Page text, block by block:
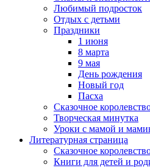
Любимый подросток
Отдых с детьми
Праздники
1 июня
8 марта
9 мая
День рождения
Новый год
Пасха
Сказочное
Творческая минутка
Уроки с мамой и
Литературная страница
Сказочное
Книги для детей и